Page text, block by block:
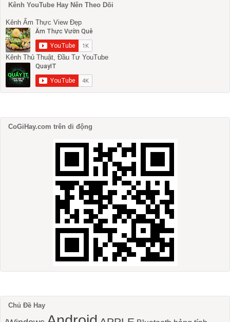
Kênh YouTube Hay Nên Theo Dõi
Kênh Ẩm Thực View Đẹp
Kênh Thủ Thuật, Đầu Tư YouTube
CoGiHay.com trên di động
Chủ Đề Hay